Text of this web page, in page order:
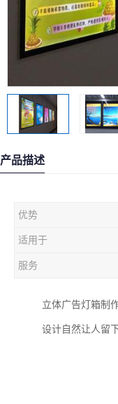
产品描述
优势
适用于
服务
立体广告灯箱制
设计自然让人留